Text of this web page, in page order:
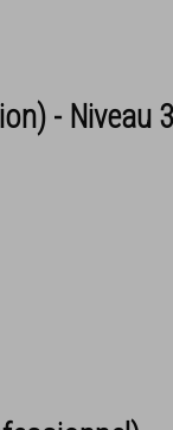
- Niveau 3